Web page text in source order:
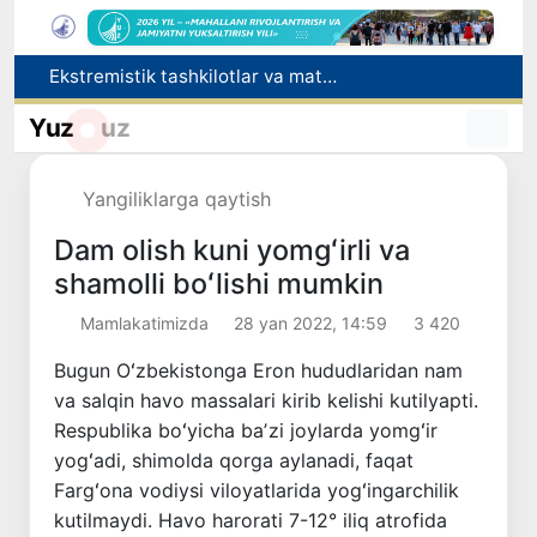
Ekstremistik tashkilotlar va materiallarning elektron reyestri yuritiladi
O‘zbekiston Jurnalistlar uyushmasi qoshida Blogerlar ijodiy kengashi tashkil etildi
FOTON va MKBANK strategik hamkorlik va bo‘lib to‘lash shartlari!
Yuz uz
Yangiliklarga qaytish
Dam olish kuni yomgʻirli va
shamolli boʻlishi mumkin
Mamlakatimizda 28 yan 2022, 14:59 3 420
Bugun Oʻzbekistonga Eron hududlaridan nam
va salqin havo massalari kirib kelishi kutilyapti.
Respublika boʻyicha baʼzi joylarda yomgʻir
yogʻadi, shimolda qorga aylanadi, faqat
Fargʻona vodiysi viloyatlarida yogʻingarchilik
kutilmaydi. Havo harorati 7-12° iliq atrofida